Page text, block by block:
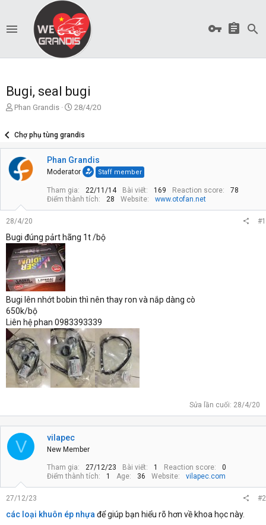
Bugi, seal bugi
T
b
ở
i
Phan Grandis
S
r
t
d
a
e
28/4/20
Chợ phụ tùng grandis
Phan Grandis
Moderator Staff member
Tham gia 22/11/14 Bài viết 169 Reaction score
78
Điểm thành tích
28 Website www.otofan.net
28/4/20 #1
Bugi đúng pảrt hãng 1t /bộ
Bugi lên nhớt bobin thì nên thay ron và nắp dàng cò
650k/bộ
Liên hệ phan 0983393339
Sửa lần cuối: 28/4/20
V vilapec
New Member
Tham gia 27/12/23 Bài viết 1 Reaction score
0
Điểm thành tích
1 Age 36 Website vilapec.com
27/12/23 #2
các loại khuôn ép nhựa để giúp bạn hiểu rõ hơn về khoa học này.